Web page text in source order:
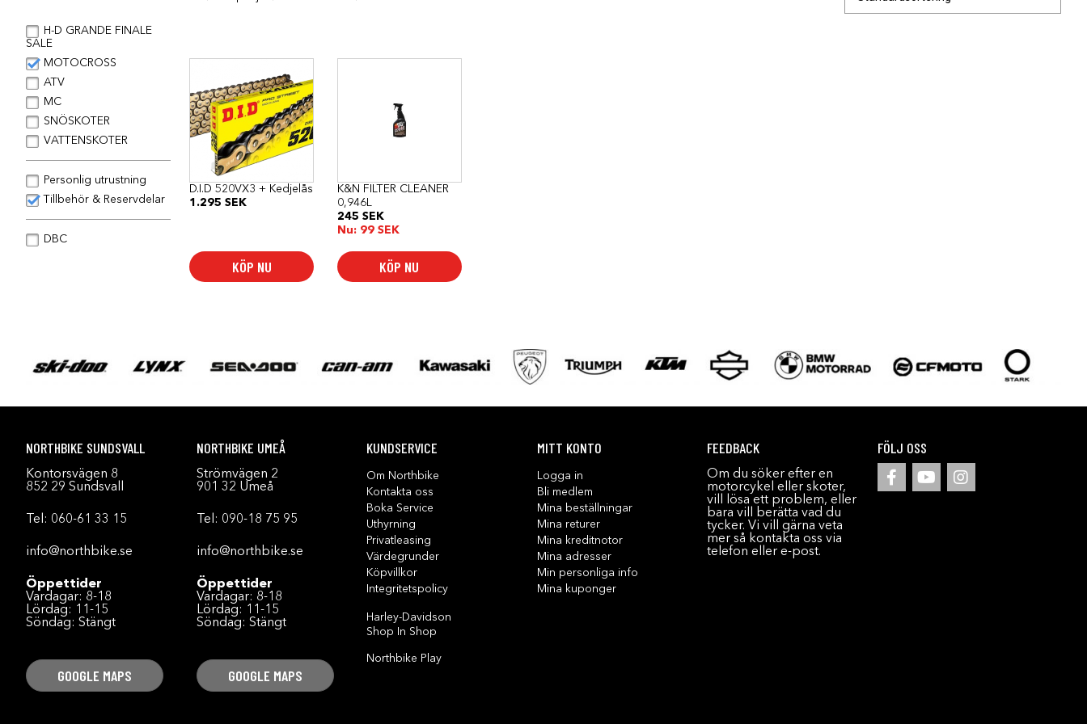
D.I.D 520VX3 + Kedjelås
1.295 SEK
KÖP NU
K&N FILTER CLEANER
0,946L
245 SEK
Nu: 99 SEK
KÖP NU
H-D GRANDE FINALE
SALE
MOTOCROSS
ATV
MC
SNÖSKOTER
VATTENSKOTER
Personlig utrustning
Tillbehör & Reservdelar
DBC
NORTHBIKE SUNDSVALL
Kontorsvägen 8
852 29 Sundsvall
Tel: 060-61 33 15
info@northbike.se
Öppettider
Vardagar: 8-18
Lördag: 11-15
Söndag: Stängt
GOOGLE MAPS
NORTHBIKE UMEÅ
Strömvägen 2
901 32 Umeå
Tel: 090-18 75 95
info@northbike.se
Öppettider
Vardagar: 8-18
Lördag: 11-15
Söndag: Stängt
GOOGLE MAPS
KUNDSERVICE
Om Northbike
Kontakta oss
Boka Service
Uthyrning
Privatleasing
Värdegrunder
Köpvillkor
Integritetspolicy
Harley-Davidson
Shop In Shop
Northbike Play
MITT KONTO
Logga in
Bli medlem
Mina beställningar
Mina returer
Mina kreditnotor
Mina adresser
Min personliga info
Mina kuponger
FEEDBACK
Om du söker efter en
motorcykel eller skoter,
vill lösa ett problem, eller
bara vill berätta vad du
tycker. Vi vill gärna veta
mer så kontakta oss via
telefon eller e-post.
FÖLJ OSS